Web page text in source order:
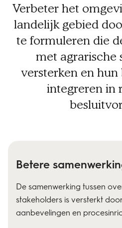
Verbeter het
landelijk gebied
te formuleren die
met agrarische
versterken en
integreren in
Betere
De samenwerking tussen
stakeholders is versterkt
aanbevelingen en